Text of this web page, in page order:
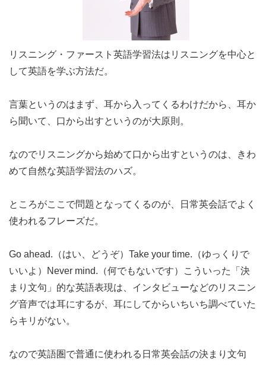
リスニング・ファースト英語学習法はリスニングを中心と
して英語を学ぶ方法だ。
言葉というのはまず、耳から入ってくるわけだから、耳か
ら聞いて、口から出すというのが大原則。
なのでリスニングから始めて口から出すというのは、きわ
めて自然な英語学習法のハズ。
ところがここで問題となってくるのが、日常英会話でよく
使われるフレーズだ。
Go ahead.（はい、どうぞ）Take your time.（ゆっくりで
いいよ）Never mind.（何でもないです）こういった「決
まり文句」的な英語表現は、インタビューなどのリスニン
グ音声では耳にするが、耳にしてからいちいち調べていた
らキリがない。
なので英語圏で普通に使われる日常英会話の決まり文句